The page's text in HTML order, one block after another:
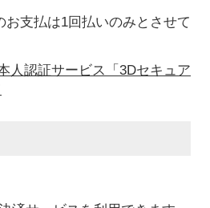
お支払は1回払いのみとさせて
人認証サービス「3Dセキュア